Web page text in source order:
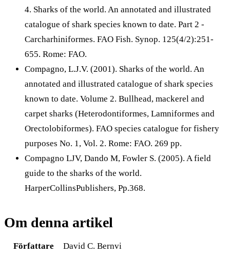
4. Sharks of the world. An annotated and illustrated
catalogue of shark species known to date. Part 2 -
Carcharhiniformes. FAO Fish. Synop. 125(4/2):251-
655. Rome: FAO.
Compagno, L.J.V. (2001). Sharks of the world. An
annotated and illustrated catalogue of shark species
known to date. Volume 2. Bullhead, mackerel and
carpet sharks (Heterodontiformes, Lamniformes and
Orectolobiformes). FAO species catalogue for fishery
purposes No. 1, Vol. 2. Rome: FAO. 269 pp.
Compagno LJV, Dando M, Fowler S. (2005). A field
guide to the sharks of the world.
HarperCollinsPublishers, Pp.368.
Om denna artikel
Författare
David C. Bernvi